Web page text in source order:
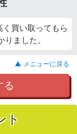
買い取ってもら
ました。
▲ メニューに戻る
る
ト